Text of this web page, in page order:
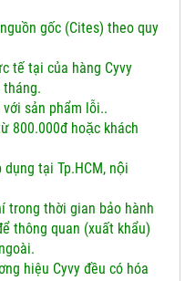
gốc (Cites) theo quy
tế tại của hàng Cyvy
tháng.
sản phẩm lỗi..
800.000đ hoặc khách
tại Tp.HCM, nội
trong thời gian bảo hành
thông quan (xuất khẩu)
hiệu Cyvy đều có hóa